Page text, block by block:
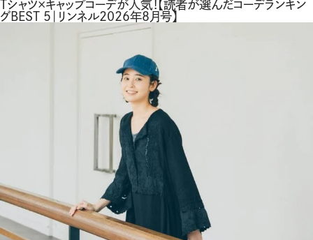
Tシャツ×キャップコーデが人気！【読者が選んだコーデランキン
グBEST 5｜リンネル2026年8月号】